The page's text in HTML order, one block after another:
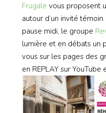
Frugale vous proposent
autour d’un invité
pause midi, le groupe
lumière et en débats un
vous sur les pages des
en REPLAY sur